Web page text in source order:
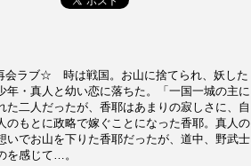
会ラブ☆ 時は戦国。お山に捨てられ、妖した
・真人と幼い恋に落ちた。「一国一城の主に
二人だったが、香耶はあまりの寂しさに、自
もとに政略で嫁ぐことになった香耶。真人の
いでお山を下りた香耶だったが、道中、野武士
を感じて…。